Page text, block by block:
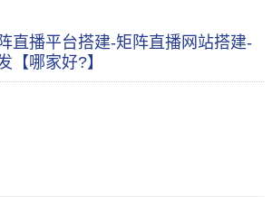
直播平台搭建-矩阵直播网站搭建-
【哪家好?】